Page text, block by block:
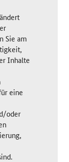
Sie am
Inhalte
eine
oder